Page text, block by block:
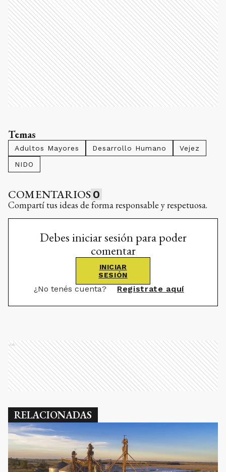
Temas
Adultos Mayores Desarrollo Humano
Vejez
NIDO
COMENTARIOS 0
Compartí tus ideas de forma responsable y respetuosa.
Debes iniciar sesión para poder
comentar
INICIAR
SESIÓN
¿No tenés cuenta? Registrate aquí
Ads
RELACIONADAS